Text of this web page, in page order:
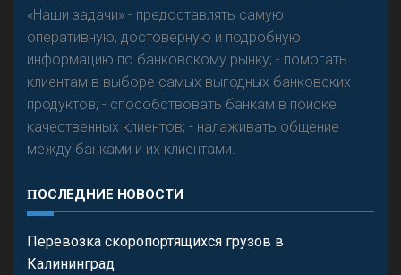
«Наши задачи» - предоставлять самую
оперативную, достоверную и подробную
информацию по банковскому рынку; - помогать
клиентам в выборе самых выгодных банковских
продуктов; - способствовать банкам в поиске
качественных клиентов; - налаживать общение
между банками и их клиентами.
ПОСЛЕДНИЕ НОВОСТИ
Перевозка скоропортящихся грузов в
Калининград